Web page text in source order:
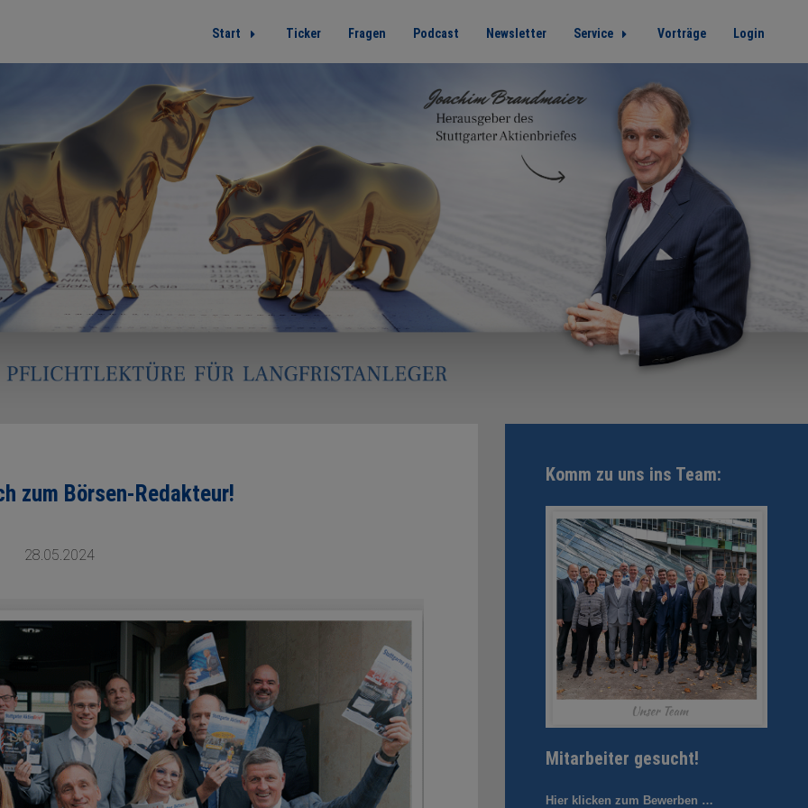
Start Ticker Fragen Podcast Newsletter Service Vorträge Login
zum Börsen-Redakteur!
28.05.2024
Komm zu uns ins Team:
Mitarbeiter gesucht!
Hier klicken zum Bewerben …